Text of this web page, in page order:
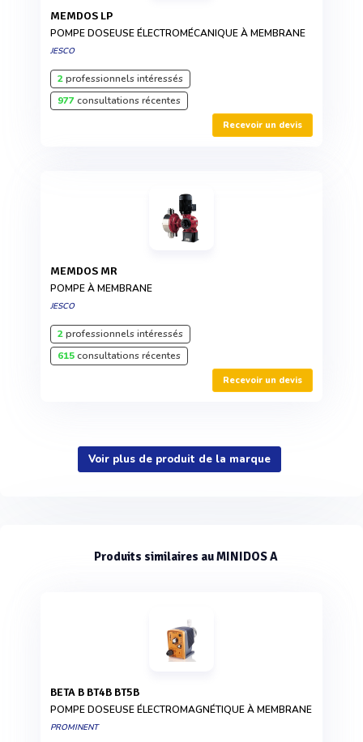
MEMDOS LP
POMPE DOSEUSE ÉLECTROMÉCANIQUE À MEMBRANE
JESCO
2professionnels intéressés
977consultations récentes
Recevoir un devis
MEMDOS MR
POMPE À MEMBRANE
JESCO
2professionnels intéressés
615consultations récentes
Recevoir un devis
Voir plus de produit de la marque
Produits similaires au MINIDOS A
BETA B BT4B BT5B
POMPE DOSEUSE ÉLECTROMAGNÉTIQUE À MEMBRANE
PROMINENT